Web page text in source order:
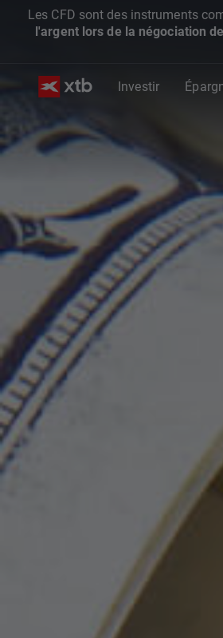
Les CFD sont des instruments
l'argent lors de la négociation
Investir